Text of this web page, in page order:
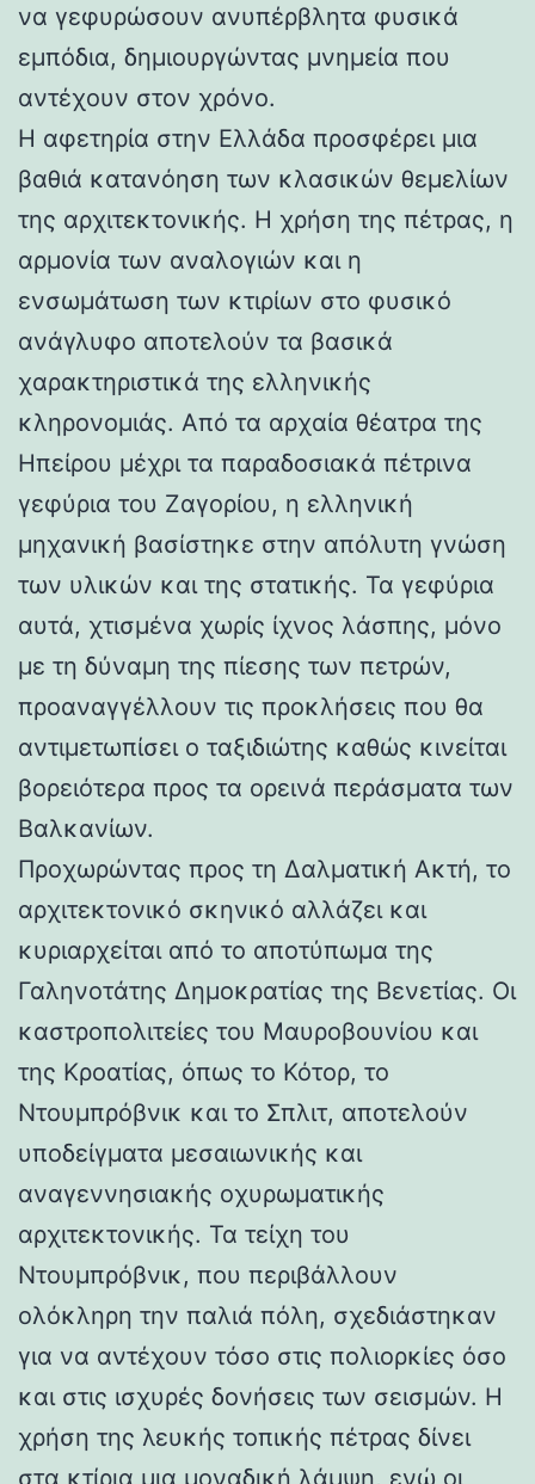
να γεφυρώσουν ανυπέρβλητα φυσικά
εμπόδια, δημιουργώντας μνημεία που
αντέχουν στον χρόνο.
Η αφετηρία στην Ελλάδα προσφέρει μια
βαθιά κατανόηση των κλασικών θεμελίων
της αρχιτεκτονικής. Η χρήση της πέτρας, η
αρμονία των αναλογιών και η
ενσωμάτωση των κτιρίων στο φυσικό
ανάγλυφο αποτελούν τα βασικά
χαρακτηριστικά της ελληνικής
κληρονομιάς. Από τα αρχαία θέατρα της
Ηπείρου μέχρι τα παραδοσιακά πέτρινα
γεφύρια του Ζαγορίου, η ελληνική
μηχανική βασίστηκε στην απόλυτη γνώση
των υλικών και της στατικής. Τα γεφύρια
αυτά, χτισμένα χωρίς ίχνος λάσπης, μόνο
με τη δύναμη της πίεσης των πετρών,
προαναγγέλλουν τις προκλήσεις που θα
αντιμετωπίσει ο ταξιδιώτης καθώς κινείται
βορειότερα προς τα ορεινά περάσματα των
Βαλκανίων.
Προχωρώντας προς τη Δαλματική Ακτή, το
αρχιτεκτονικό σκηνικό αλλάζει και
κυριαρχείται από το αποτύπωμα της
Γαληνοτάτης Δημοκρατίας της Βενετίας. Οι
καστροπολιτείες του Μαυροβουνίου και
της Κροατίας, όπως το Κότορ, το
Ντουμπρόβνικ και το Σπλιτ, αποτελούν
υποδείγματα μεσαιωνικής και
αναγεννησιακής οχυρωματικής
αρχιτεκτονικής. Τα τείχη του
Ντουμπρόβνικ, που περιβάλλουν
ολόκληρη την παλιά πόλη, σχεδιάστηκαν
για να αντέχουν τόσο στις πολιορκίες όσο
και στις ισχυρές δονήσεις των σεισμών. Η
χρήση της λευκής τοπικής πέτρας δίνει
στα κτίρια μια μοναδική λάμψη, ενώ οι